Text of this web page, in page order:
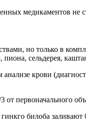
медикаментов
но только в
сельдерея,
крови
первоначального
билоба